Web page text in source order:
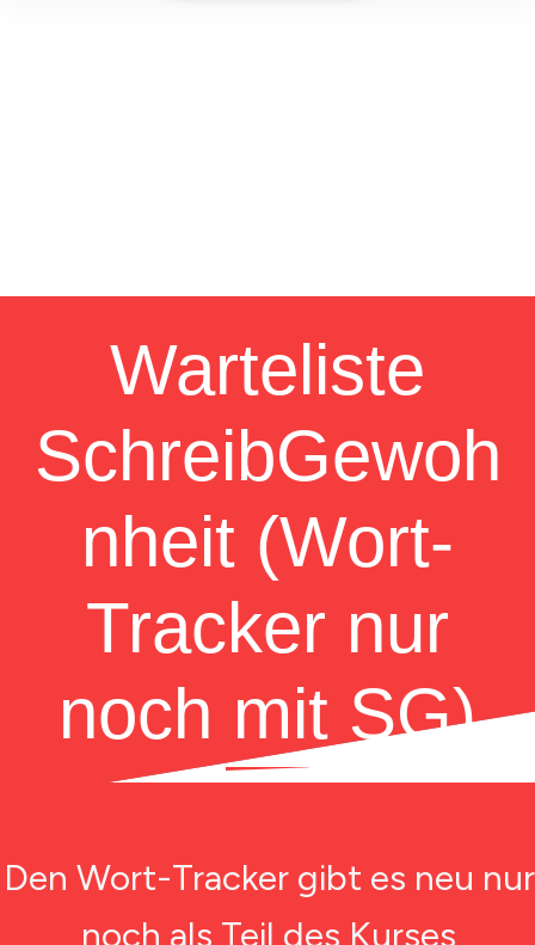
Warteliste
SchreibGewoh
nheit (Wort-
Tracker nur
noch mit SG)
Den Wort-Tracker gibt es neu nur
noch als Teil des Kurses